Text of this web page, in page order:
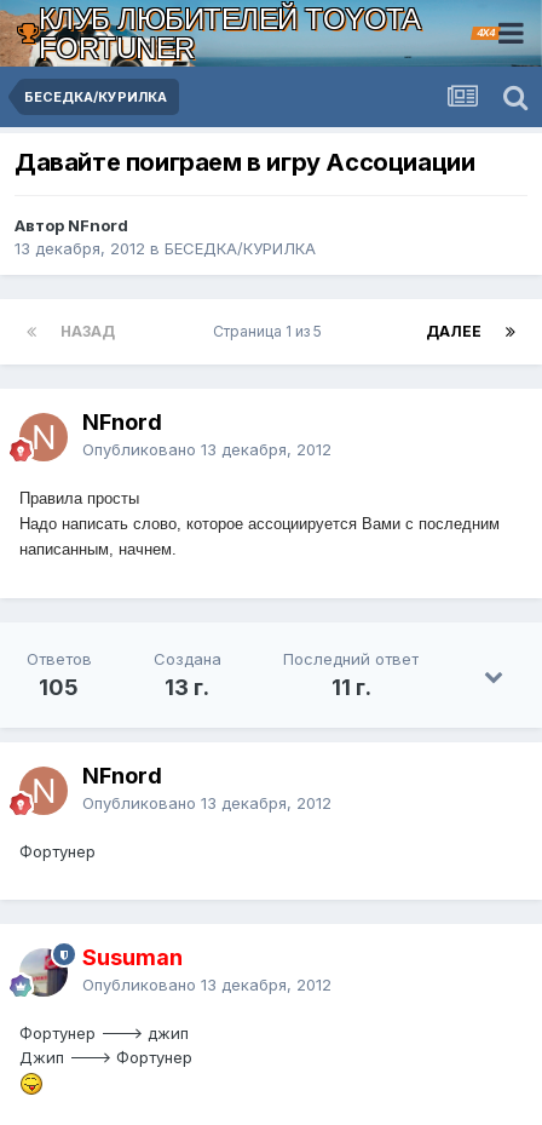
КЛУБ ЛЮБИТЕЛЕЙ TOYOTA
FORTUNER
4X4
БЕСЕДКА/КУРИЛКА
Давайте поиграем в игру Ассоциации
Автор NFnord
13 декабря, 2012 в БЕСЕДКА/КУРИЛКА
НАЗАД ДАЛЕЕ
Страница 1 из 5
NFnord
Опубликовано 13 декабря, 2012
Правила просты
Надо написать слово, которое ассоциируется Вами с последним
написанным, начнем.
Ответов
105
Создана
13 г.
Последний ответ
11 г.
NFnord
Опубликовано 13 декабря, 2012
Фортунер
Susuman
Опубликовано 13 декабря, 2012
Фортунер ---> джип
Джип ---> Фортунер